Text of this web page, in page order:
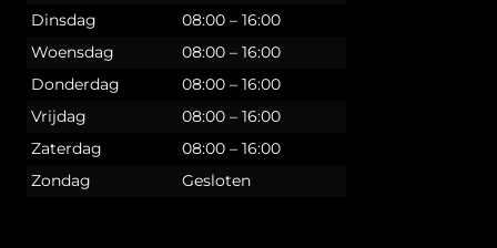
Dinsdag
08:00 – 16:00
Woensdag
08:00 – 16:00
Donderdag
08:00 – 16:00
Vrijdag
08:00 – 16:00
Zaterdag
08:00 – 16:00
Zondag
Gesloten